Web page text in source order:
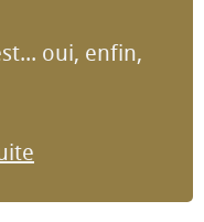
oui, enfin,